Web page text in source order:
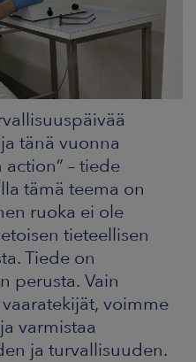
tänä vuonna
action” – tiede
tämä teema on
ruoka ei ole
tieteellisen
Tiede on
perusta. Vain
voimme
varmistaa
ja turvallisuuden.